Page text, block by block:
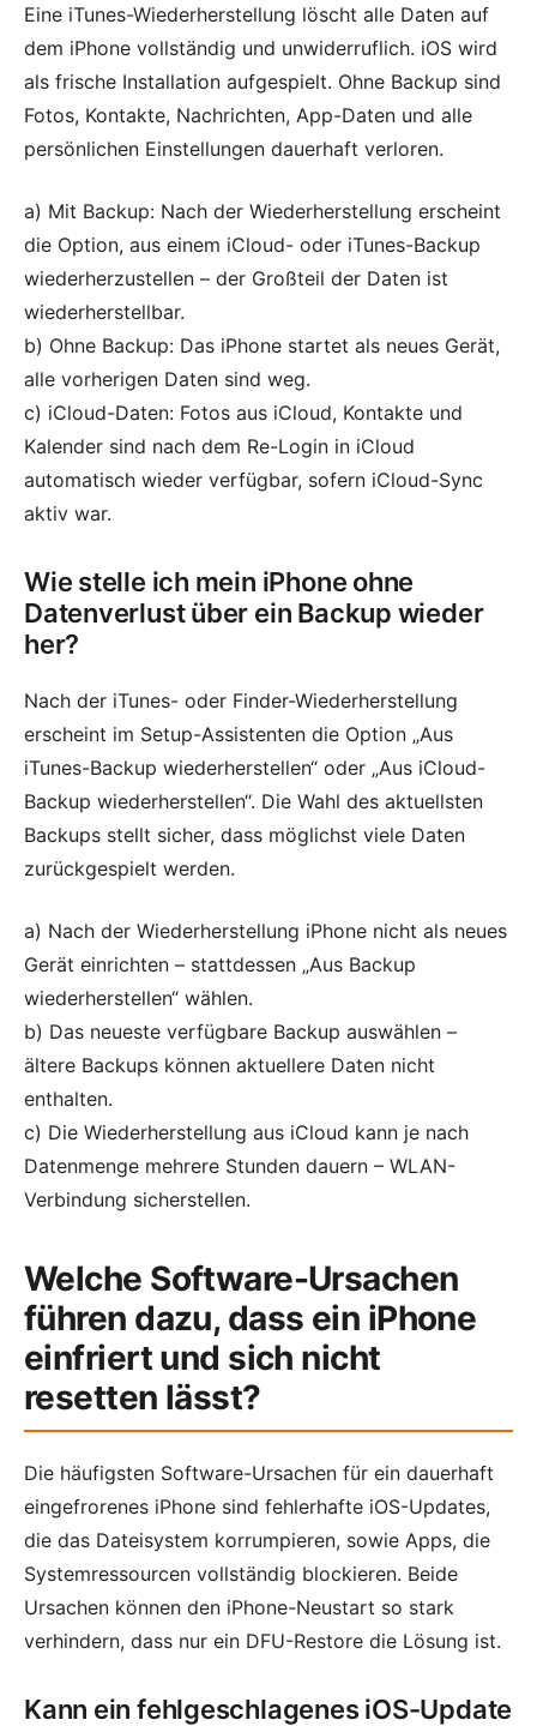
Eine iTunes-Wiederherstellung löscht alle Daten auf
dem iPhone vollständig und unwiderruflich. iOS wird
als frische Installation aufgespielt. Ohne Backup sind
Fotos, Kontakte, Nachrichten, App-Daten und alle
persönlichen Einstellungen dauerhaft verloren.
a) Mit Backup: Nach der Wiederherstellung erscheint
die Option, aus einem iCloud- oder iTunes-Backup
wiederherzustellen – der Großteil der Daten ist
wiederherstellbar.
b) Ohne Backup: Das iPhone startet als neues Gerät,
alle vorherigen Daten sind weg.
c) iCloud-Daten: Fotos aus iCloud, Kontakte und
Kalender sind nach dem Re-Login in iCloud
automatisch wieder verfügbar, sofern iCloud-Sync
aktiv war.
Wie stelle ich mein iPhone ohne
Datenverlust über ein Backup wieder
her?
Nach der iTunes- oder Finder-Wiederherstellung
erscheint im Setup-Assistenten die Option „Aus
iTunes-Backup wiederherstellen“ oder „Aus iCloud-
Backup wiederherstellen“. Die Wahl des aktuellsten
Backups stellt sicher, dass möglichst viele Daten
zurückgespielt werden.
a) Nach der Wiederherstellung iPhone nicht als neues
Gerät einrichten – stattdessen „Aus Backup
wiederherstellen“ wählen.
b) Das neueste verfügbare Backup auswählen –
ältere Backups können aktuellere Daten nicht
enthalten.
c) Die Wiederherstellung aus iCloud kann je nach
Datenmenge mehrere Stunden dauern – WLAN-
Verbindung sicherstellen.
Welche Software-Ursachen
führen dazu, dass ein iPhone
einfriert und sich nicht
resetten lässt?
Die häufigsten Software-Ursachen für ein dauerhaft
eingefrorenes iPhone sind fehlerhafte iOS-Updates,
die das Dateisystem korrumpieren, sowie Apps, die
Systemressourcen vollständig blockieren. Beide
Ursachen können den iPhone-Neustart so stark
verhindern, dass nur ein DFU-Restore die Lösung ist.
Kann ein fehlgeschlagenes iOS-Update